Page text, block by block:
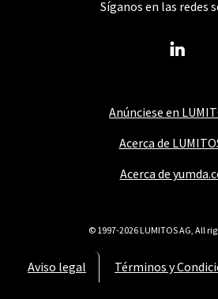
Anúnciese en
Acerca de
Acerca de
Aviso legal Términos y
Síganos en las redes
© 1997-2026 LUMITOS AG, All